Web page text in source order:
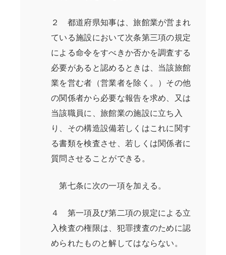
２ 都道府県知事は、旅館業が営まれ
ている施設において次条第三項の規定
による命令をすべきか否かを調査する
必要があると認めるときは、当該旅館
業を営む者（営業者を除く。）その他
の関係者から必要な報告を求め、又は
当該職員に、旅館業の施設に立ち入
り、その構造設備若しくはこれに関す
る書類を検査させ、若しくは関係者に
質問させることができる。
第七条に次の一項を加える。
４ 第一項及び第二項の規定による立
入検査の権限は、犯罪捜査のために認
められたものと解してはならない。